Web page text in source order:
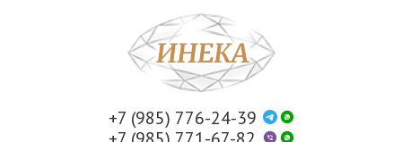
+7 (985) 776-24-39